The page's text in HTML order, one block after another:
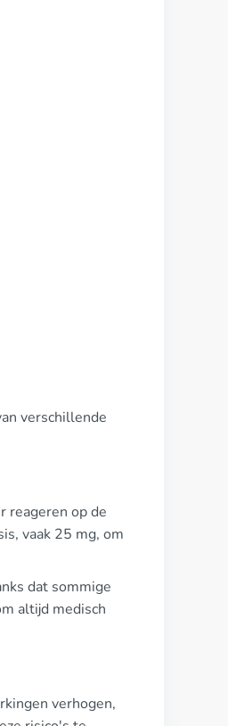
verschillende
reageren op de
vaak 25 mg, om
dat sommige
altijd medisch
verhogen,